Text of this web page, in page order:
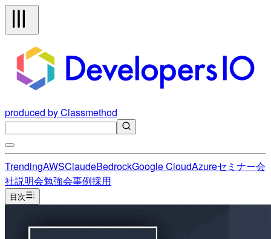
produced by Classmethod
TrendingAWSClaudeBedrockGoogle CloudAzureセミナー会
社説明会勉強会事例採用
目次